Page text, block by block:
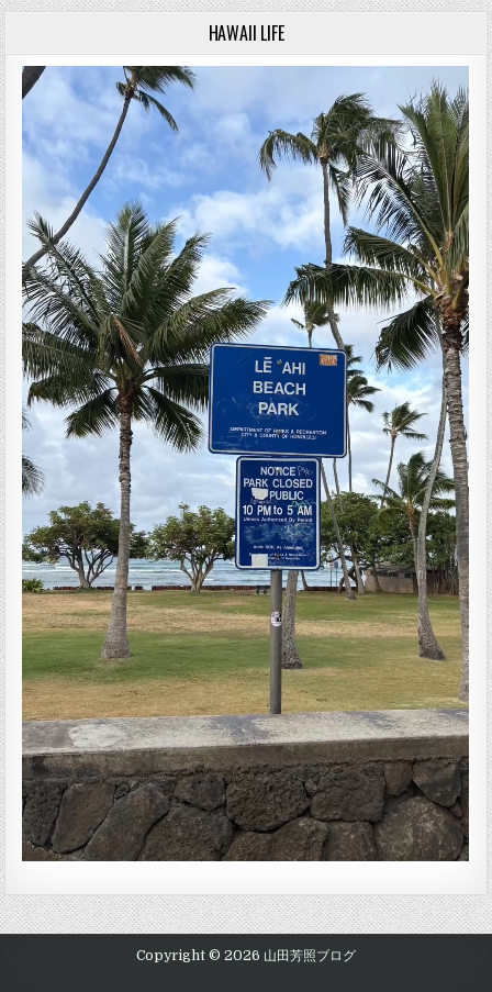
HAWAII LIFE
Copyright © 2026 山田芳照ブログ